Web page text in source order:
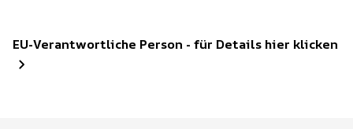
EU-Verantwortliche Person - für Details hier klicken